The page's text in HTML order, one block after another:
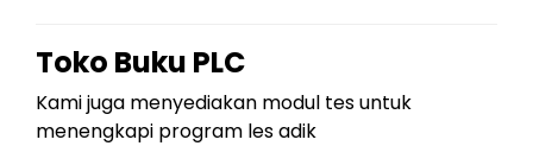
Toko Buku PLC
Kami juga menyediakan modul tes untuk
menengkapi program les adik